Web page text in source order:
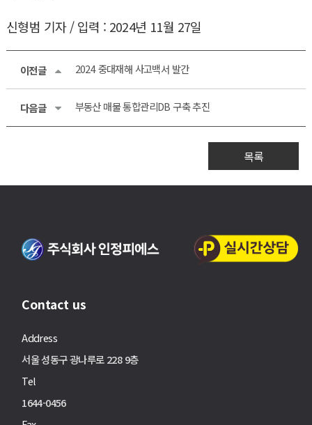
신형범 기자 / 입력 : 2024년 11월 27일
이전글 2024 중대재해 사고백서 발간
다음글 부동산 매물 통합관리DB 구축 추진
목록
Contact us
Address
서울 성동구 광나루로 228 9층
Tel
1644-0456